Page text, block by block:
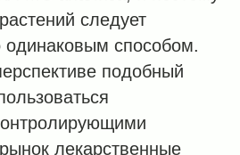
следует
одинаковым способом.
подобный
лекарственные